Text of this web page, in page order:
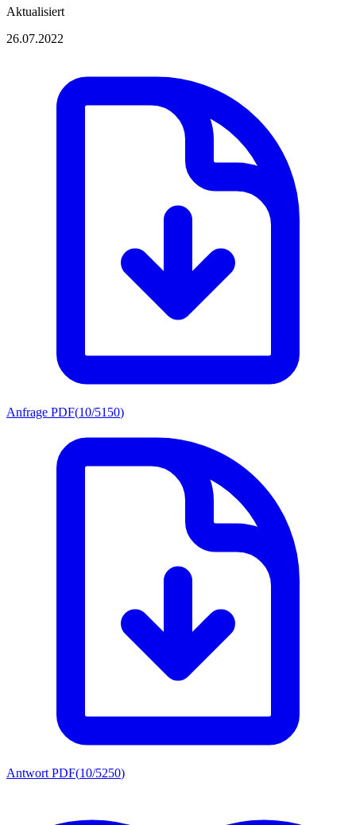
Aktualisiert
26.07.2022
Anfrage PDF(10/5150)
Antwort PDF(10/5250)